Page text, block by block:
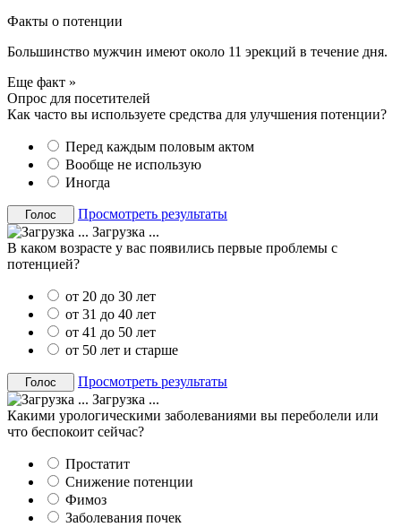
Факты о потенции
Большинство мужчин имеют около 11 эрекций в течение дня.
Еще факт »
Опрос для посетителей
Как часто вы используете средства для улучшения потенции?
Перед каждым половым актом
Вообще не использую
Иногда
Просмотреть результаты
Загрузка ...
В каком возрасте у вас появились первые проблемы с
потенцией?
от 20 до 30 лет
от 31 до 40 лет
от 41 до 50 лет
от 50 лет и старше
Просмотреть результаты
Загрузка ...
Какими урологическими заболеваниями вы переболели или
что беспокоит сейчас?
Простатит
Снижение потенции
Фимоз
Заболевания почек